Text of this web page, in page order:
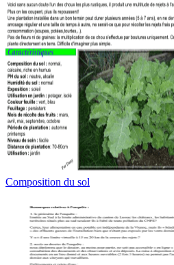
Composition du sol